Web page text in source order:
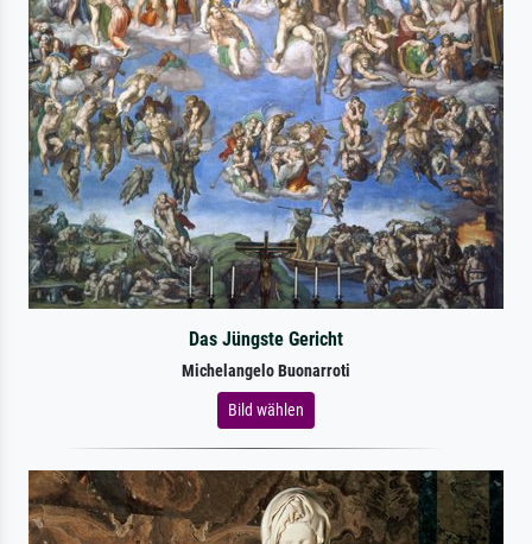
Das Jüngste Gericht
Michelangelo Buonarroti
Bild wählen